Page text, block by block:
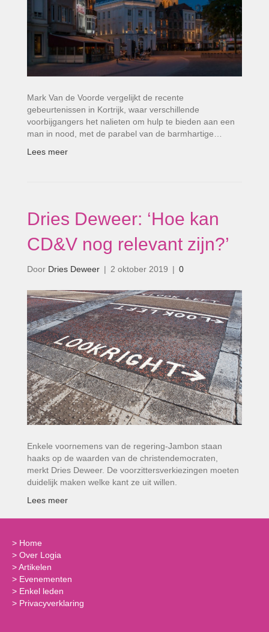
Mark Van de Voorde vergelijkt de recente
gebeurtenissen in Kortrijk, waar verschillende
voorbijgangers het nalieten om hulp te bieden aan een
man in nood, met de parabel van de barmhartige…
Lees meer
Dries Deweer: ‘Hoe kan
CD&V nog relevant zijn?’
Door Dries Deweer | 2 oktober 2019 | 0
Enkele voornemens van de regering-Jambon staan
haaks op de waarden van de christendemocraten,
merkt Dries Deweer. De voor­zittersverkiezingen moeten
duidelijk maken welke kant ze uit willen.
Lees meer
> Home
> Over Logia
>Artikelen
> Evenementen
> Enkel leden
> Privacyverklaring